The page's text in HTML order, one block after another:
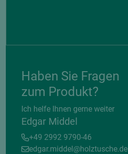
Haben Sie Fragen
zum Produkt?
Ich helfe Ihnen gerne weiter
Edgar Middel
+49 2992 9790-46
edgar.middel@holztusche.de